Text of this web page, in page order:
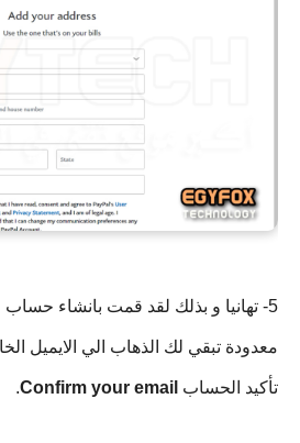
5- تهانيا و بذلك لقد قمت بانشاء حساب على
تأكيد الحساب Confirm your email
.